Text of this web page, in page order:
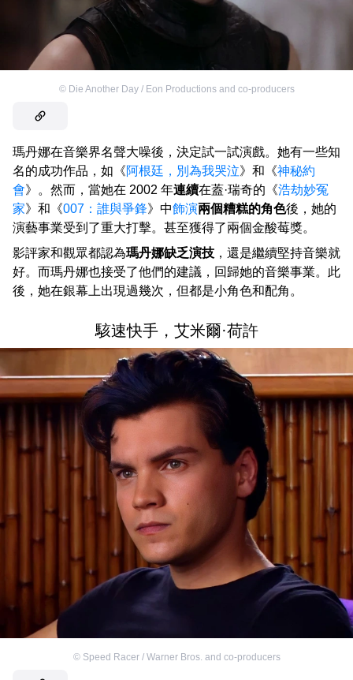
© Die Another Day / Eon Productions and co-producers
瑪丹娜在音樂界名聲大噪後，決定試一試演戲。她有一些知
名的成功作品，如《阿根廷，別為我哭泣》和《神秘約
會》。然而，當她在 2002 年連續在蓋·瑞奇的《浩劫妙冤
家》和《007：誰與爭鋒》中飾演兩個糟糕的角色後，她的
演藝事業受到了重大打擊。甚至獲得了兩個金酸莓獎。
影評家和觀眾都認為瑪丹娜缺乏演技 ，還是繼續堅持音樂就
好。而瑪丹娜也接受了他們的建議，回歸她的音樂事業。此
後，她在銀幕上出現過幾次，但都是小角色和配角。
駭速快手，艾米爾·荷許
© Speed Racer / Warner Bros. and co-producers